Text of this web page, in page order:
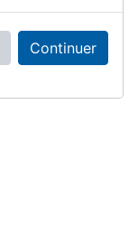
Continuer